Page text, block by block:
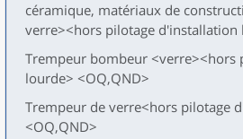
céramique, matériaux de
verre><hors pilotage d'installation
Trempeur bombeur <verre><hors
lourde> <OQ,QND>
Trempeur de verre<hors pilotage
<OQ,QND>